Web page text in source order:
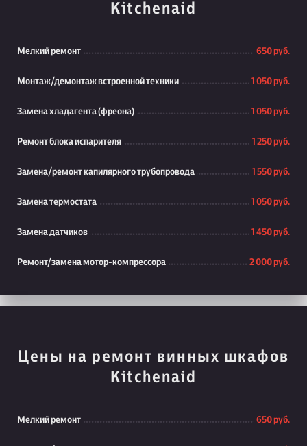
Kitchenaid
Мелкий ремонт 650 руб.
Монтаж/демонтаж встроенной техники 1 050 руб.
Замена хладагента (фреона) 1 050 руб.
Ремонт блока испарителя 1 250 руб.
Замена/ремонт капилярного трубопровода 1 550 руб.
Замена термостата 1 050 руб.
Замена датчиков 1 450 руб.
Ремонт/замена мотор-компрессора 2 000 руб.
Цены на ремонт винных шкафов
Kitchenaid
Мелкий ремонт 650 руб.